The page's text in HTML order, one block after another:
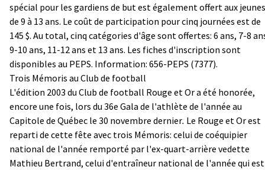
spécial pour les gardiens de but est également offert aux jeunes
de 9 à 13 ans. Le coût de participation pour cinq journées est de
145 $. Au total, cinq catégories d'âge sont offertes: 6 ans, 7-8
9-10 ans, 11-12 ans et 13 ans. Les fiches d'inscription sont
disponibles au PEPS. Information: 656-PEPS (7377).
Trois Mémoris au Club de football
L'édition 2003 du Club de football Rouge et Or a été honorée,
encore une fois, lors du 36e Gala de l'athlète de l'année au
Capitole de Québec le 30 novembre dernier. Le Rouge et Or est
reparti de cette fête avec trois Mémoris: celui de coéquipier
national de l'année remporté par l'ex-quart-arrière vedette
Mathieu Bertrand, celui d'entraîneur national de l'année qui est